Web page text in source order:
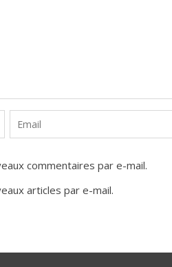
commentaires par e-mail.
articles par e-mail.